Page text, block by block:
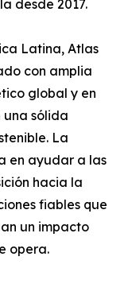
desde 2017.
Latina, Atlas
con amplia
global y en
una sólida
La
en ayudar a las
hacia la
fiables que
un impacto
opera.